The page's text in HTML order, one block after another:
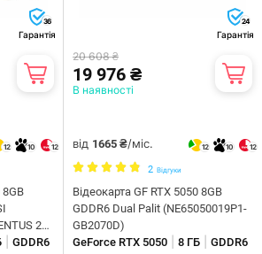
36
Гарантія
12 10 12
8GB
2X
GDDR6
24
Гарантія
20 608 ₴
19 976 ₴
В наявності
від 1665 ₴/міс. 12 10 12
2 Відгуки
Відеокарта GF RTX 5050 8GB
GDDR6 Dual Palit (NE65050019P1-
GB2070D)
GeForce RTX 5050
8 ГБ GDDR6